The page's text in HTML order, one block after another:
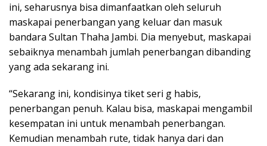
ini, seharusnya bisa dimanfaatkan oleh seluruh
maskapai penerbangan yang keluar dan masuk
bandara Sultan Thaha Jambi. Dia menyebut, maskapai
sebaiknya menambah jumlah penerbangan dibanding
yang ada sekarang ini.
“Sekarang ini, kondisinya tiket seri g habis,
penerbangan penuh. Kalau bisa, maskapai mengambil
kesempatan ini untuk menambah penerbangan.
Kemudian menambah rute, tidak hanya dari dan